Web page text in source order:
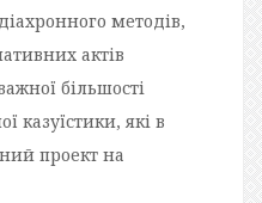
методів,
актів
більшості
казуїстики, які в
проект на